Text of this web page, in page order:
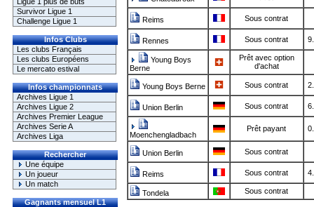
Survivor Ligue 1
Challenge Ligue 1
Infos Clubs
Les clubs Français
Les clubs Européens
Le mercato estival
Infos championnats
Archives Ligue 1
Archives Ligue 2
Archives Premier League
Archives Serie A
Archives Liga
Rechercher
Une équipe
Un joueur
Un match
Gagnants mensuel L1
Reims Sous contrat
Rennes Sous contrat
Young Boys
Berne
Prêt avec option
d'achat
Young Boys Berne Sous contrat
Union Berlin Sous contrat
Moenchengladbach
Prêt payant
Union Berlin Sous contrat
Reims Sous contrat
Tondela Sous contrat